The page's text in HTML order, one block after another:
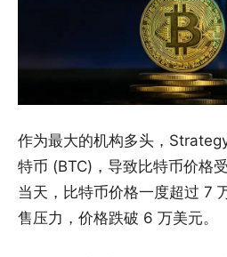
作为最大的机构多头，
特币 (BTC)，导致比特币价格
当天，比特币价格一度超过 7
售压力，价格跌破 6 万美元。